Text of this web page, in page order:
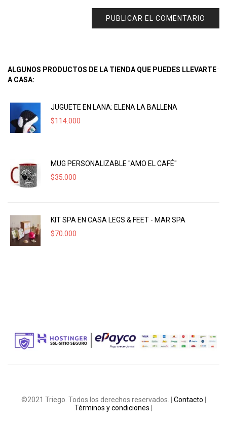
ALGUNOS PRODUCTOS DE LA TIENDA QUE PUEDES LLEVARTE
A CASA:
JUGUETE EN LANA: ELENA LA BALLENA
$114.000
MUG PERSONALIZABLE "AMO EL CAFÉ"
$35.000
KIT SPA EN CASA LEGS & FEET - MAR SPA
$70.000
©2021 Triego. Todos los derechos reservados. | Contacto
Términos y condiciones